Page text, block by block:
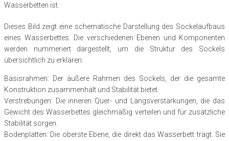
Wasserbetten ist.
Dieses Bild zeigt eine schematische Darstellung des Sockelaufbaus
eines Wasserbettes. Die verschiedenen Ebenen und Komponenten
werden nummeriert dargestellt, um die Struktur des Sockels
übersichtlich zu erklären:
Basisrahmen: Der äußere Rahmen des Sockels, der die gesamte
Konstruktion zusammenhält und Stabilität bietet.
Verstrebungen: Die inneren Quer- und Längsverstärkungen, die das
Gewicht des Wasserbettes gleichmäßig verteilen und für zusätzliche
Stabilität sorgen.
Bodenplatten: Die oberste Ebene, die direkt das Wasserbett trägt. Sie